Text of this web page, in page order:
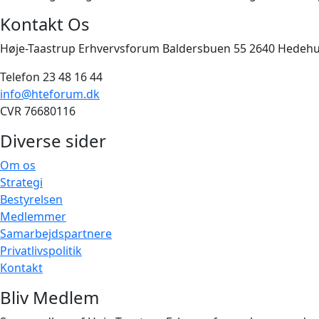
Kontakt Os
Høje-Taastrup Erhvervsforum Baldersbuen 55 2640
Telefon 23 48 16 44
info@hteforum.dk
CVR 76680116
Diverse sider
Om os
Strategi
Bestyrelsen
Medlemmer
Samarbejdspartnere
Privatlivspolitik
Kontakt
Bliv Medlem